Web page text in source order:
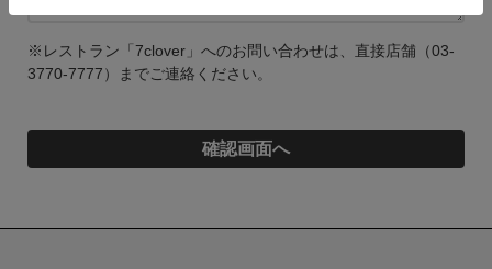
※レストラン「7clover」へのお問い合わせは、直接店舗（03-
3770-7777）までご連絡ください。